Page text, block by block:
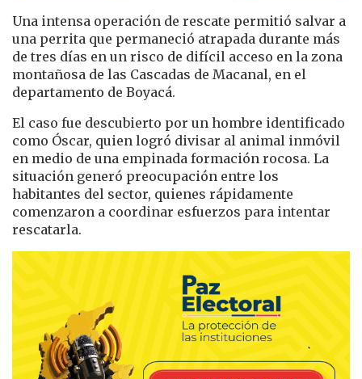
Una intensa operación de rescate permitió salvar a
una perrita que permaneció atrapada durante más
de tres días en un risco de difícil acceso en la zona
montañosa de las Cascadas de Macanal, en el
departamento de Boyacá.
El caso fue descubierto por un hombre identificado
como Óscar, quien logró divisar al animal inmóvil
en medio de una empinada formación rocosa. La
situación generó preocupación entre los
habitantes del sector, quienes rápidamente
comenzaron a coordinar esfuerzos para intentar
rescatarla.